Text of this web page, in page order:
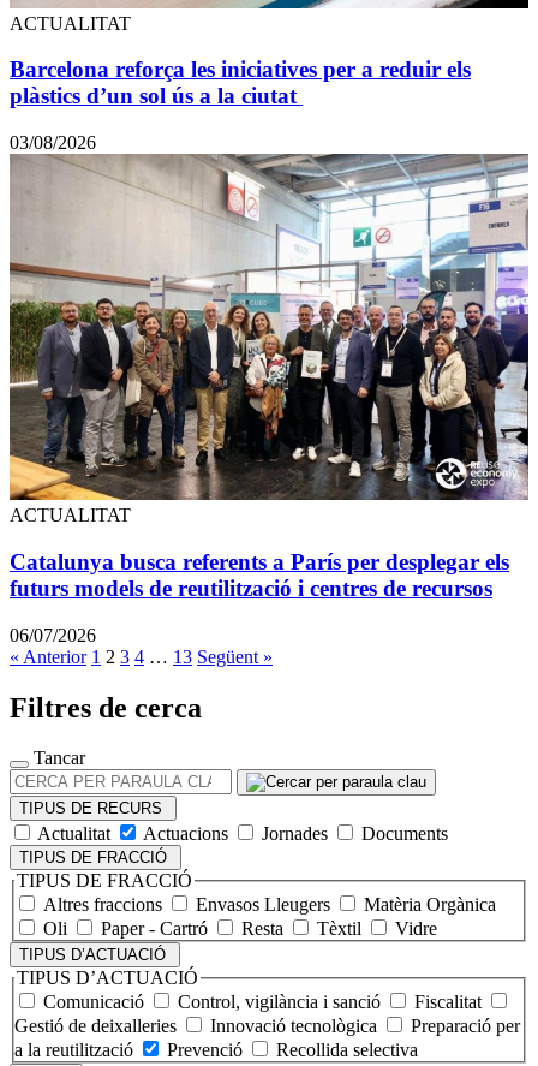
ACTUALITAT
Barcelona reforça les iniciatives per a reduir els
plàstics d’un sol ús a la ciutat
03/08/2026
ACTUALITAT
Catalunya busca referents a París per desplegar els
futurs models de reutilització i centres de recursos
06/07/2026
Paginació
de
les
entrades
« Anterior 1 2 3 4 … 13 Següent »
Filtres de cerca
Tancar
CERCA
PER
PARAULA
CLAU
TIPUS DE RECURS
Actualitat Actuacions Jornades Documents
TIPUS DE FRACCIÓ
TIPUS DE FRACCIÓ
Altres fraccions
Envasos Lleugers
Matèria Orgànica
Oli
Paper - Cartró Resta Tèxtil Vidre
TIPUS D’ACTUACIÓ
TIPUS D’ACTUACIÓ
Comunicació
Control, vigilància i sanció
Fiscalitat
Gestió de deixalleries
Innovació tecnològica
Preparació per
a la reutilització
Prevenció Recollida selectiva